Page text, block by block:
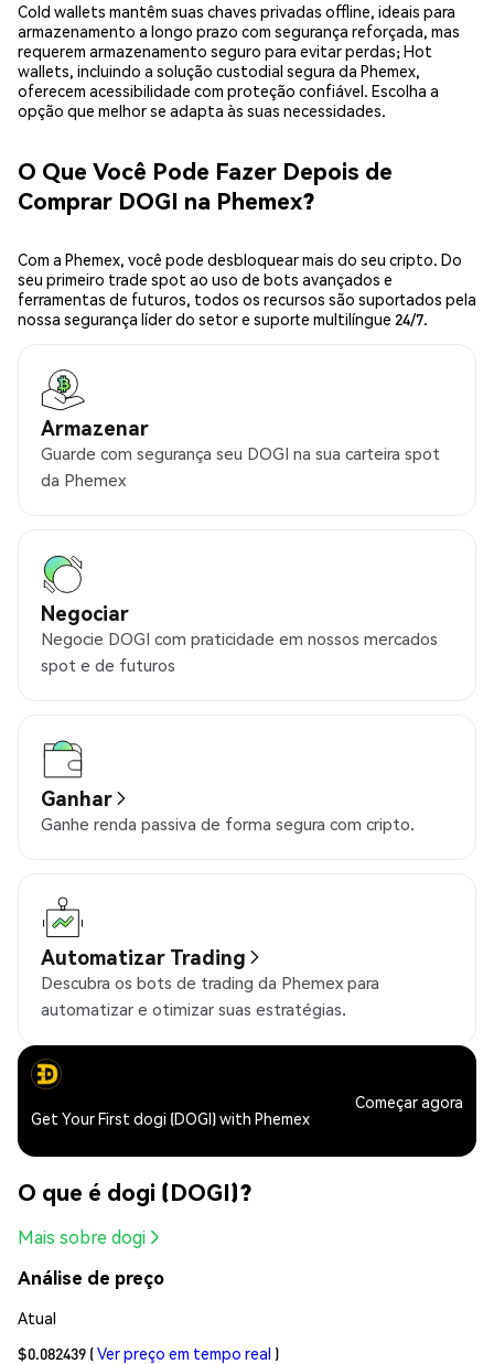
Cold wallets mantêm suas chaves privadas offline, ideais para
armazenamento a longo prazo com segurança reforçada, mas
requerem armazenamento seguro para evitar perdas; Hot
wallets, incluindo a solução custodial segura da Phemex,
oferecem acessibilidade com proteção confiável. Escolha a
opção que melhor se adapta às suas necessidades.
O Que Você Pode Fazer Depois de
Comprar DOGI na Phemex?
Com a Phemex, você pode desbloquear mais do seu cripto. Do
seu primeiro trade spot ao uso de bots avançados e
ferramentas de futuros, todos os recursos são suportados pela
nossa segurança líder do setor e suporte multilíngue 24/7.
Armazenar
Guarde com segurança seu DOGI na sua carteira spot
da Phemex
Negociar
Negocie DOGI com praticidade em nossos mercados
spot e de futuros
Ganhar
Ganhe renda passiva de forma segura com cripto.
Automatizar Trading
Descubra os bots de trading da Phemex para
automatizar e otimizar suas estratégias.
Get Your First dogi (DOGI) with Phemex
Começar agora
O que é dogi (DOGI)?
Mais sobre dogi
Análise de preço
Atual
$0.082439 (Ver preço em tempo real )